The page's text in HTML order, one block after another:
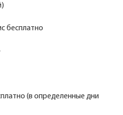
бесплатно
(в определенные дни